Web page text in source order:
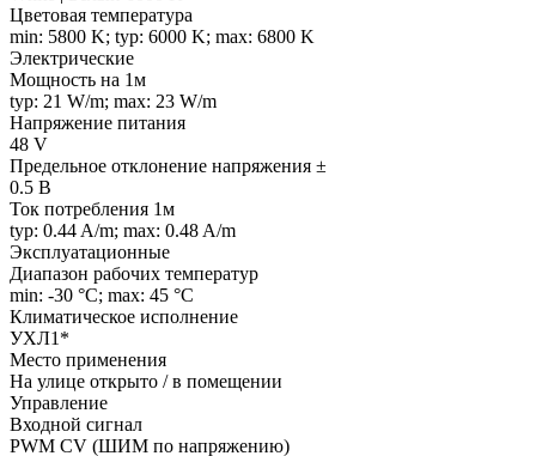
Цветовая температура
min: 5800 K; typ: 6000 K; max: 6800 K
Электрические
Мощность на 1м
typ: 21 W/m; max: 23 W/m
Напряжение питания
48 V
Предельное отклонение напряжения ±
0.5 В
Ток потребления 1м
typ: 0.44 A/m; max: 0.48 A/m
Эксплуатационные
Диапазон рабочих температур
min: -30 °C; max: 45 °C
Климатическое исполнение
УХЛ1*
Место применения
На улице открыто / в помещении
Управление
Входной сигнал
PWM СV (ШИМ по напряжению)